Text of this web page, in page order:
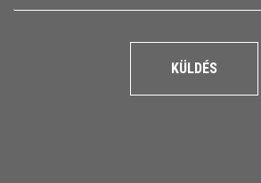
KÜLDÉS